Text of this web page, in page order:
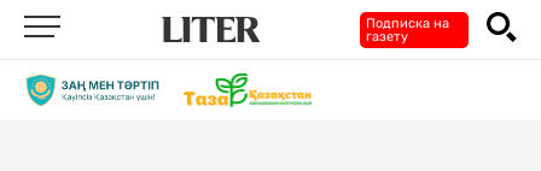
Подписка на
газету